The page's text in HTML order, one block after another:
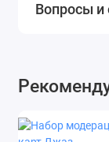
Вопросы и